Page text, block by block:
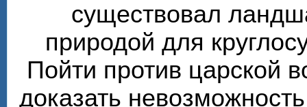
существовал
природой для
Пойти против царской
доказать